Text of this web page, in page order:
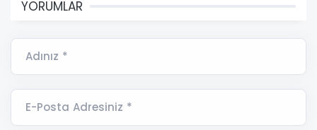
YORUMLAR
Adınız *
E-Posta Adresiniz *